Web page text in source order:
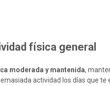
física general
moderada y mantenida,
actividad los días que te